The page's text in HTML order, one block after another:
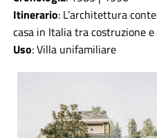
Itinerario: L’architettura
casa in Italia tra costruzione
Uso: Villa unifamiliare